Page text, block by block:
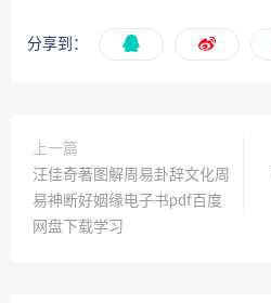
分享到：
上一篇
汪佳奇著图解周易卦辞文化周
易神断好姻缘电子书pdf百度
网盘下载学习